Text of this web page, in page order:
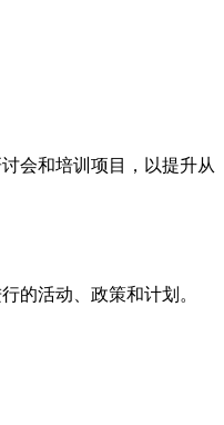
会和培训项目，以提升从
的活动、政策和计划。